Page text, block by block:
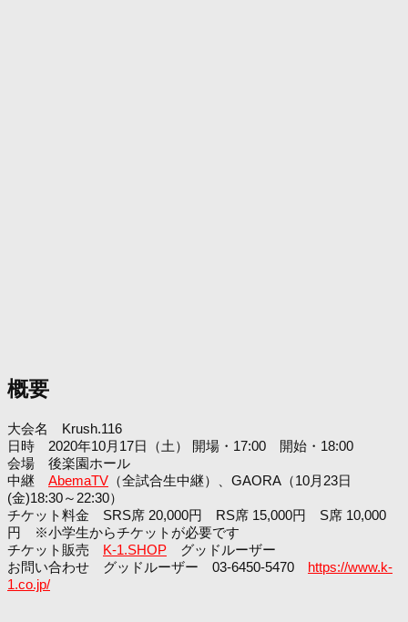
概要
大会名 Krush.116
日時 2020年10月17日（土） 開場・17:00 開始・18:00
会場 後楽園ホール
中継 AbemaTV （全試合生中継）、GAORA（10月23日
(金)18:30～22:30）
チケット料金 SRS席 20,000円 RS席 15,000円 S席 10,000
円 ※小学生からチケットが必要です
チケット販売 K-1.SHOP グッドルーザー
お問い合わせ グッドルーザー 03-6450-5470 https://www.k-
1.co.jp/